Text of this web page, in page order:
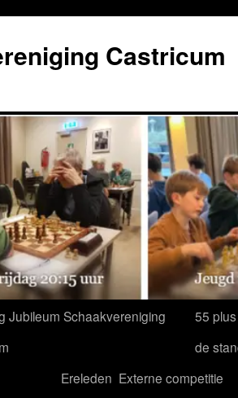
Castricum
Jubileum Schaakvereniging
55
de
Ereleden Externe competitie